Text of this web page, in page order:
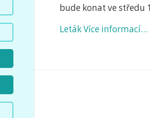
bude konat ve středu
LetákVíce informací…